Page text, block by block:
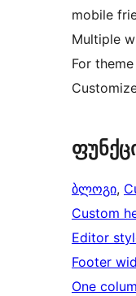
mobile
Multiple
For
ბლოგი,
Custom
Editor
Footer
One